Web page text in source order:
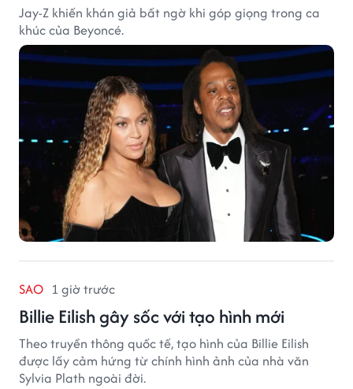
Jay-Z khiến khán giả bất ngờ khi góp giọng trong ca
khúc của Beyoncé.
SAO 1 giờ trước
Billie Eilish gây sốc với tạo hình mới
Theo truyền thông quốc tế, tạo hình của Billie Eilish
được lấy cảm hứng từ chính hình ảnh của nhà văn
Sylvia Plath ngoài đời.